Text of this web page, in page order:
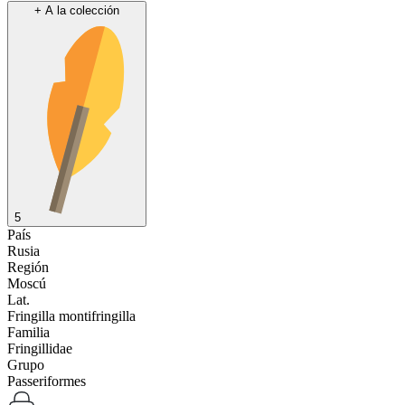
+ A la colección
5
País
Rusia
Región
Moscú
Lat.
Fringilla montifringilla
Familia
Fringillidae
Grupo
Passeriformes